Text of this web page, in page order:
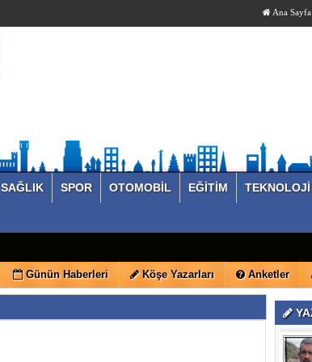
Ana Sayfa
SAĞLIK SPOR OTOMOBİL EĞİTİM TEKNOLOJİ
Günün Haberleri Köşe Yazarları Anketler